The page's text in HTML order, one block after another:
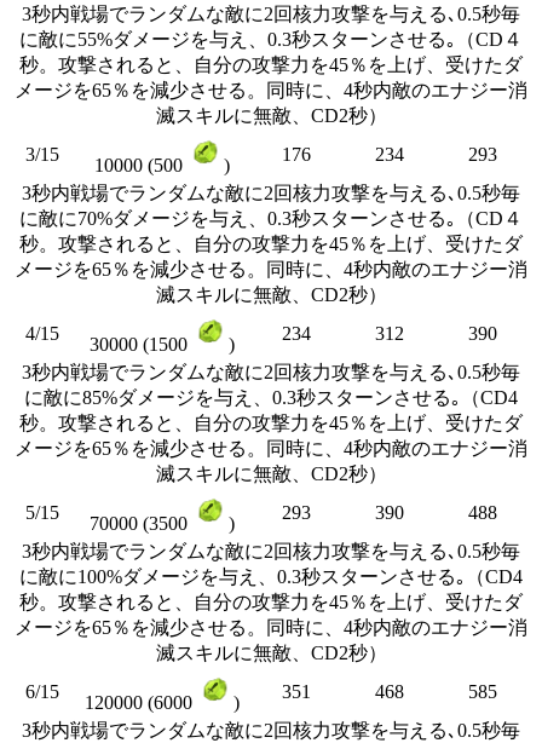
3秒内戦場でランダムな敵に2回核力攻撃を与える､0.5秒毎
に敵に55%ダメージを与え、0.3秒スターンさせる｡（CD４
秒。攻撃されると、自分の攻撃力を45％を上げ、受けたダ
メージを65％を減少させる。同時に、4秒内敵のエナジー消
滅スキルに無敵、CD2秒）
3/15
10000 (500 )
176 234
293
3秒内戦場でランダムな敵に2回核力攻撃を与える､0.5秒毎
に敵に70%ダメージを与え、0.3秒スターンさせる｡（CD４
秒。攻撃されると、自分の攻撃力を45％を上げ、受けたダ
メージを65％を減少させる。同時に、4秒内敵のエナジー消
滅スキルに無敵、CD2秒）
4/15
30000 (1500 )
234 312
390
3秒内戦場でランダムな敵に2回核力攻撃を与える､0.5秒毎
に敵に85%ダメージを与え、0.3秒スターンさせる｡（CD4
秒。攻撃されると、自分の攻撃力を45％を上げ、受けたダ
メージを65％を減少させる。同時に、4秒内敵のエナジー消
滅スキルに無敵、CD2秒）
5/15
70000 (3500 )
293 390
488
3秒内戦場でランダムな敵に2回核力攻撃を与える､0.5秒毎
に敵に100%ダメージを与え、0.3秒スターンさせる｡（CD4
秒。攻撃されると、自分の攻撃力を45％を上げ、受けたダ
メージを65％を減少させる。同時に、4秒内敵のエナジー消
滅スキルに無敵、CD2秒）
6/15
120000 (6000 )
351 468
585
3秒内戦場でランダムな敵に2回核力攻撃を与える､0.5秒毎